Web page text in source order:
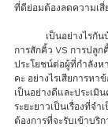
ที่ดีย่อมต้องลดความเสี่
การสักคิ้ว VS การปลู
ประโยชน์ต่อผู้ที่กำลังห
คะ อย่างไรเสียการหา
เป็นอย่างดีและประเมิ
ระยะยาวเป็นเรื่องที่จ
ต้องการที่จะรับเข้าบริ